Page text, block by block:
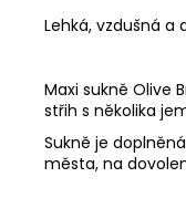
Lehká, vzdušná a
Maxi sukně Olive
střih s několika
Sukně je
města, na